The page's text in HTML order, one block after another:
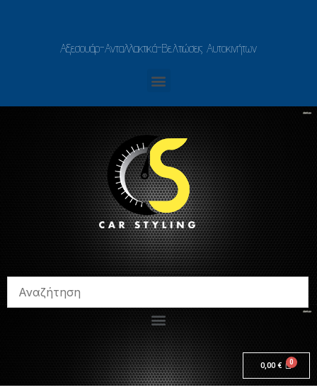
Αξεσουάρ-Ανταλλακτικά-Βελτιώσεις Αυτοκινήτων
0,00€